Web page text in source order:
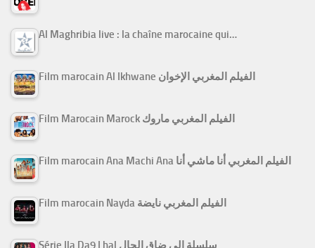
Al Maghribia live : la chaîne marocaine qui…
Film marocain Al Ikhwane الفيلم المغربي الإخوان
Film Marocain Marock الفيلم المغربي ماروك
Film marocain Ana Machi Ana الفيلم المغربي أنا ماشي أنا
Film marocain Nayda الفيلم المغربي نايضة